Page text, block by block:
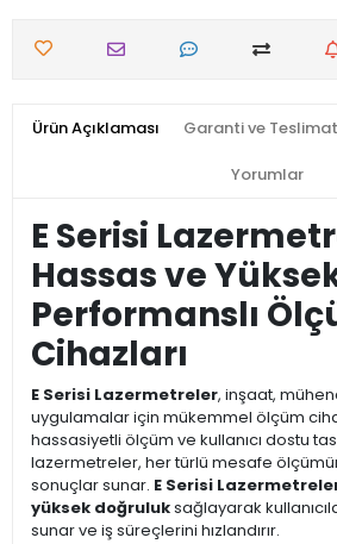
Ürün Açıklaması Garanti ve Teslimat
Yorumlar
E Serisi
Hassas ve
Performanslı
Cihazları
E Serisi Lazermetreler, inşaat,
uygulamalar için mükemmel ölçüm
hassasiyetli ölçüm ve kullanıcı dostu
lazermetreler, her türlü mesafe
sonuçlar sunar. E Serisi
yüksek doğruluksağlayarak
sunar ve iş süreçlerini hızlandırır.